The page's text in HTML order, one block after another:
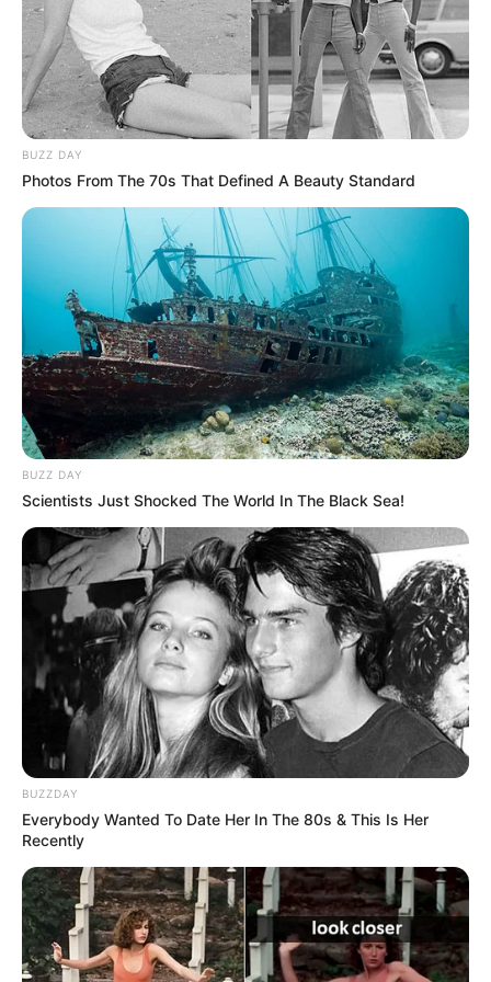
ALERTA BOGOTÁ EN GOOGLE NEWS
TEMAS RELACIONADOS
PROCURADURÍA UIS BUCARAMANGA
MANTÉNGASE EN ALERTA
Tenemos todas las noticias que le
interesan. Para estar bien informado, por
favor, active las notificaciones de Alerta.
ACTIVAR AHORA
TEMAS DESTACADOS
CIERRES VIALES EN BUCARAMANGA
TRANSVERSAL DEL CARARE
FLORIDABLANCA
LLUVIAS EN SANTANDER
CIERRES VIALES EN SANTANDER
BUZZ DAY
Photos From The 70s That Defined A Beauty Standard
BUZZ DAY
Scientists Just Shocked The World In The Black Sea!
BUZZDAY
Everybody Wanted To Date Her In The 80s & This Is Her
Recently